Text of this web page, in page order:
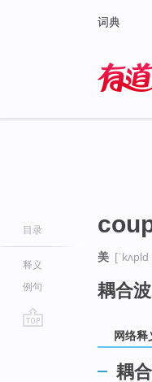
词典
目录
释义
例句
美 [ˈkʌpld
耦合
网络释
耦